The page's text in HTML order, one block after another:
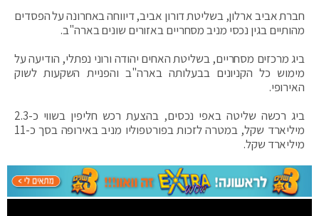
חברת אביב ארלון, בשליטת דורון אביב, דיווחה באחרונה על הפסדים
מהותיים בגין נכסי מניב מסחריים באזורים שונים בארה"ב.
ביג מרכזים מסחריים, בשליטת האחים יהודה ורוני נפתלי, הודיעה על
מימוש כל הקניונים בבעלותה בארה"ב והפניית השקעות לשוק
האירופי.
ביג רכשה שליטה באפי נכסים, בהצעת רכש חליפין בשווי כ-2.3
מיליארד שקל, במטרה לזכות בפורטפוליו מניב באירופה בסך כ-11
מיליארד שקל.